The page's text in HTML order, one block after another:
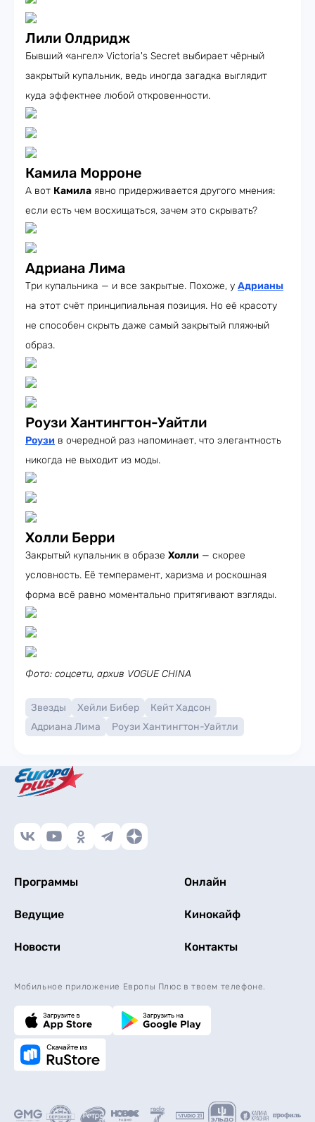
Лили Олдридж
Бывший «ангел» Victoria's Secret выбирает чёрный
закрытый купальник, ведь иногда загадка выглядит
куда эффектнее любой откровенности.
Камила Морроне
А вот Камила явно придерживается другого мнения:
если есть чем восхищаться, зачем это скрывать?
Адриана Лима
Три купальника — и все закрытые. Похоже, у Адрианы
на этот счёт принципиальная позиция. Но её красоту
не способен скрыть даже самый закрытый пляжный
образ.
Роузи Хантингтон-Уайтли
Роузи в очередной раз напоминает, что элегантность
никогда не выходит из моды.
Холли Берри
Закрытый купальник в образе Холли — скорее
условность. Её темперамент, харизма и роскошная
форма всё равно моментально притягивают взгляды.
Фото: соцсети, архив VOGUE CHINA
Звезды Хейли Бибер
Кейт Хадсон
Адриана Лима
Роузи Хантингтон-Уайтли
Программы Онлайн
Ведущие Кинокайф
Новости Контакты
Мобильное приложение Европы Плюс в твоем телефоне.